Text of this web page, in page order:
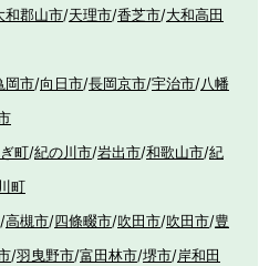
和郡山市/天理市/香芝市/大和高田
岡市/向日市/長岡京市/宇治市/八幡
町/紀の川市/岩出市/和歌山市/紀
町
/高槻市/四條畷市/吹田市/吹田市/豊
/羽曳野市/富田林市/堺市/岸和田